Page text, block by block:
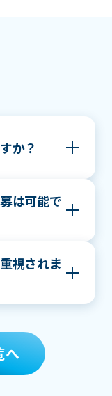
か？
培った専門知
や業界知識は
いただけま
は可能で
応募は可能で
こともござい
視されま
での具体的な
しています。
のような思い
へ